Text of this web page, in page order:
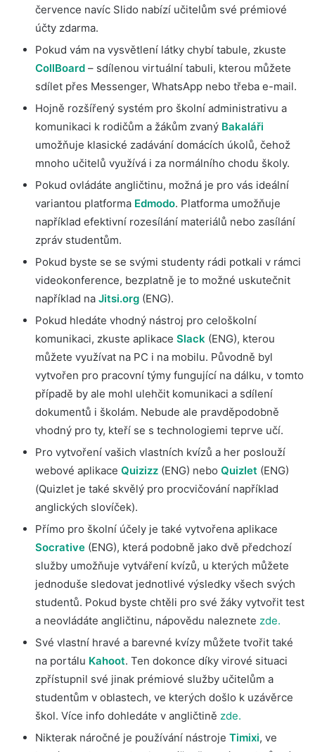
července navíc Slido nabízí učitelům své prémiové
účty zdarma.
Pokud vám na vysvětlení látky chybí tabule, zkuste
CollBoard – sdílenou virtuální tabuli, kterou můžete
sdílet přes Messenger, WhatsApp nebo třeba e-mail.
Hojně rozšířený systém pro školní administrativu a
komunikaci k rodičům a žákům zvaný Bakaláři
umožňuje klasické zadávání domácích úkolů, čehož
mnoho učitelů využívá i za normálního chodu školy.
Pokud ovládáte angličtinu, možná je pro vás ideální
variantou platforma Edmodo. Platforma umožňuje
například efektivní rozesílání materiálů nebo zasílání
zpráv studentům.
Pokud byste se se svými studenty rádi potkali v rámci
videokonference, bezplatně je to možné uskutečnit
například na Jitsi.org (ENG).
Pokud hledáte vhodný nástroj pro celoškolní
komunikaci, zkuste aplikace Slack (ENG), kterou
můžete využívat na PC i na mobilu. Původně byl
vytvořen pro pracovní týmy fungující na dálku, v tomto
případě by ale mohl ulehčit komunikaci a sdílení
dokumentů i školám. Nebude ale pravděpodobně
vhodný pro ty, kteří se s technologiemi teprve učí.
Pro vytvoření vašich vlastních kvízů a her poslouží
webové aplikace Quizizz (ENG) nebo Quizlet (ENG)
(Quizlet je také skvělý pro procvičování například
anglických slovíček).
Přímo pro školní účely je také vytvořena aplikace
Socrative (ENG), která podobně jako dvě předchozí
služby umožňuje vytváření kvízů, u kterých můžete
jednoduše sledovat jednotlivé výsledky všech svých
studentů. Pokud byste chtěli pro své žáky vytvořit test
a neovládáte angličtinu, nápovědu naleznete zde.
Své vlastní hravé a barevné kvízy můžete tvořit také
na portálu Kahoot. Ten dokonce díky virové situaci
zpřístupnil své jinak prémiové služby učitelům a
studentům v oblastech, ve kterých došlo k uzávěrce
škol. Více info dohledáte v angličtině zde.
Nikterak náročné je používání nástroje Timixi, ve